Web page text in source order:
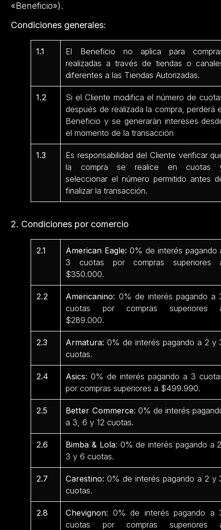
«Beneficio»).
Condiciones generales:
1.1
El Beneficio no aplica para
realizadas a través de tiendas o
diferentes a las Tiendas Autorizadas.
1.2
Si el Cliente modifica el número de
después de realizada la compra, perderá
Beneficio y se generarán intereses
el momento de la transacción
1.3
Es responsabilidad del Cliente verificar
la compra se realice en cuotas
seleccionar el número permitido antes
finalizar la transacción.
2. Condiciones por comercio
2.1 American Eagle: 0% de interés pagando
3 cuotas por compras superiores
$350.000.
2.2 Americanino: 0% de interés pagando a
cuotas por compras superiores
$289.000.
2.3 Armatura: 0% de interés pagando a 2 y
cuotas.
2.4 Asics: 0% de interés pagando a 3
por compras superiores a $499.990.
2.5 Better Commerce: 0% de interés
a 3, 6 y 12 cuotas.
2.6 Bimba & Lola: 0% de interés pagando a
3 y 6 cuotas.
2.7 Carestino: 0% de interés pagando a 2 y
cuotas.
2.8 Chevignon: 0% de interés pagando a
cuotas por compras superiores